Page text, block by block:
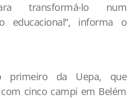
transformá-lo num
educacional”, informa o
primeiro da Uepa, que
cinco campi em Belém